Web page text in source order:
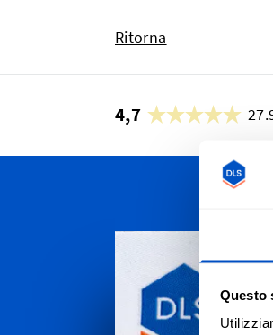
Questo
Ritorna
4,7